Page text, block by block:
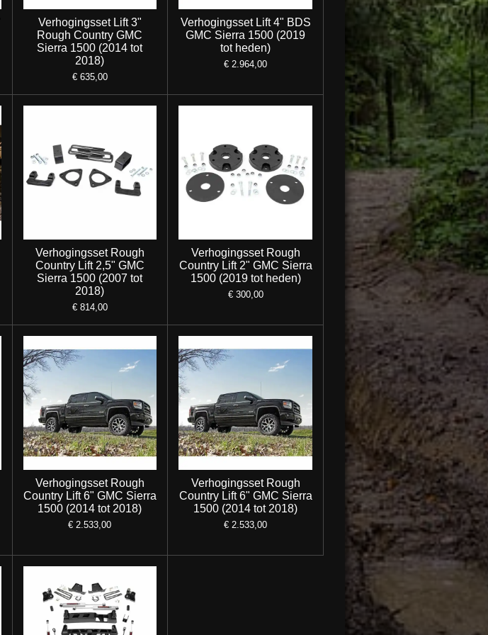
Verhogingsset Lift 3"
Rough Country GMC
Sierra 1500 (2014 tot
2018)
€ 635,00
Verhogingsset Lift 4" BDS
GMC Sierra 1500 (2019
tot heden)
€ 2.964,00
Verhogingsset Rough
Country Lift 2,5" GMC
Sierra 1500 (2007 tot
2018)
€ 814,00
Verhogingsset Rough
Country Lift 2" GMC Sierra
1500 (2019 tot heden)
€ 300,00
Verhogingsset Rough
Country Lift 6" GMC Sierra
1500 (2014 tot 2018)
€ 2.533,00
Verhogingsset Rough
Country Lift 6" GMC Sierra
1500 (2014 tot 2018)
€ 2.533,00